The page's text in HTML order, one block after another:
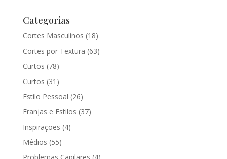
Categorias
Cortes Masculinos (18)
Cortes por Textura (63)
Curtos (78)
Curtos (31)
Estilo Pessoal (26)
Franjas e Estilos (37)
Inspirações (4)
Médios (55)